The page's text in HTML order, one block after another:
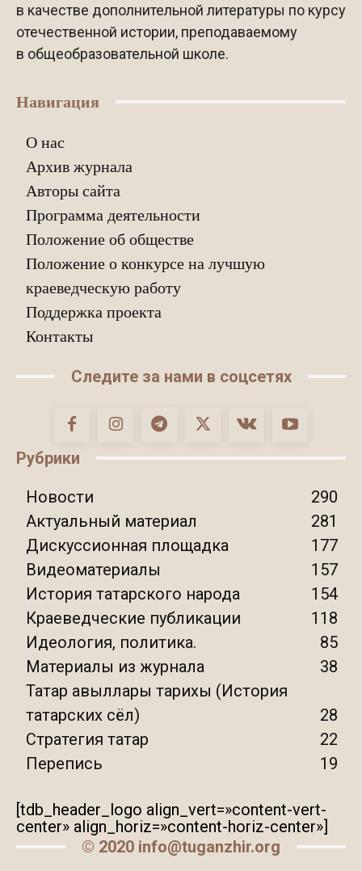
в качестве дополнительной литературы по курсу
отечественной истории, преподаваемому
в общеобразовательной школе.
Навигация
О нас
Архив журнала
Авторы сайта
Программа деятельности
Положение об обществе
Положение о конкурсе на лучшую
краеведческую работу
Поддержка проекта
Контакты
Следите за нами в соцсетях
Рубрики
Новости
290
Актуальный материал
281
Дискуссионная площадка
177
Видеоматериалы
157
История татарского народа
154
Краеведческие публикации
118
Идеология, политика.
85
Материалы из журнала
38
Татар авыллары тарихы (История
татарских сёл)
28
Стратегия татар
22
Перепись
19
[tdb_header_logo align_vert=»content-vert-
center» align_horiz=»content-horiz-center»]
© 2020 info@tuganzhir.org